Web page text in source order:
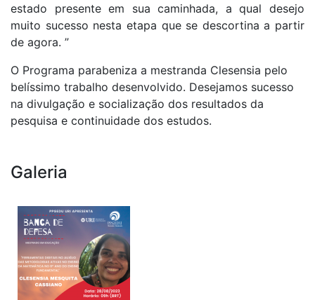
estado presente em sua caminhada, a qual desejo
muito sucesso nesta etapa que se descortina a partir
de agora. ”
O Programa parabeniza a mestranda Clesensia pelo
belíssimo trabalho desenvolvido. Desejamos sucesso
na divulgação e socialização dos resultados da
pesquisa e continuidade dos estudos.
Galeria